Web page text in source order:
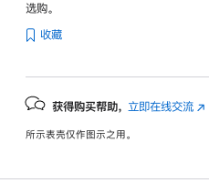
选购。
收藏
获得购买帮助， 立即在线交流 (在
中
所示表壳仅作图示之用。